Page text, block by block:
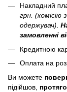
Накладний
грн.
одержувач).
замовленні
Кредитною
Оплата на
Ви можете
підійшов,